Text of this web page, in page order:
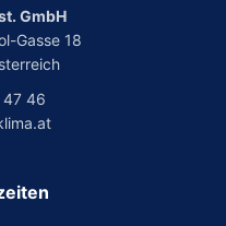
GmbH
Gasse 18
47 46